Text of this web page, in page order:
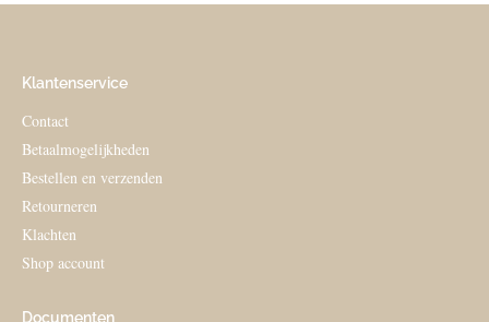
Klantenservice
Contact
Betaalmogelijkheden
Bestellen en verzenden
Retourneren
Klachten
Shop account
Documenten